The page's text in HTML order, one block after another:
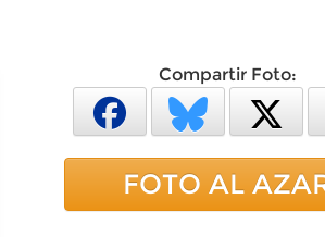
Compartir Foto:
FOTO AL